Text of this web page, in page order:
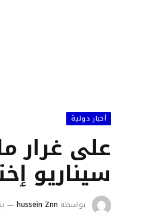
أخبار دولية
على غرار
سيناريو
بواسطة hussein Znn